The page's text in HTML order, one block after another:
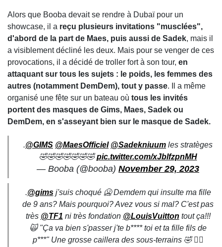
Alors que Booba devait se rendre à Dubaï pour un
showcase, il a reçu plusieurs invitations "musclées",
d'abord de la part de Maes, puis aussi de Sadek, mais il
a visiblement décliné les deux. Mais pour se venger de ces
provocations, il a décidé de troller fort à son tour, en
attaquant sur tous les sujets : le poids, les femmes des
autres (notamment DemDem), tout y passe. Il a même
organisé une fête sur un bateau où tous les invités
portent des masques de Gims, Maes, Sadek ou
DemDem, en s'asseyant bien sur le masque de Sadek.
.@GIMS @MaesOfficiel @Sadekniuum les stratèges
🤣🤣🤣🤣🤣🤣🤣pic.twitter.com/xJblfzpnMH
— Booba (@booba) November 29, 2023
.@gimsj'suis choqué 🥶 Demdem qui insulte ma fille
de 9 ans? Mais pourquoi? Avez vous si mal? C'est pas
très @TF1 ni très fondation @LouisVuitton tout ça!!!
🙀 "Ça va bien s'passer j'te b**** toi et ta fille fils de
p***" Une grosse caillera des sous-terrains 🤣 🏴‍☠️